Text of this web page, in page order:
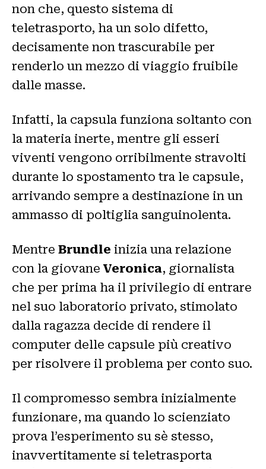
non che, questo sistema di
teletrasporto, ha un solo difetto,
decisamente non trascurabile per
renderlo un mezzo di viaggio fruibile
dalle masse.
Infatti, la capsula funziona soltanto con
la materia inerte, mentre gli esseri
viventi vengono orribilmente stravolti
durante lo spostamento tra le capsule,
arrivando sempre a destinazione in un
ammasso di poltiglia sanguinolenta.
Mentre Brundle inizia una relazione
con la giovane Veronica, giornalista
che per prima ha il privilegio di entrare
nel suo laboratorio privato, stimolato
dalla ragazza decide di rendere il
computer delle capsule più creativo
per risolvere il problema per conto suo.
Il compromesso sembra inizialmente
funzionare, ma quando lo scienziato
prova l’esperimento su sè stesso,
inavvertitamente si teletrasporta